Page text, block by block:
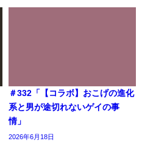
＃332「【コラボ】おこげの進化
系と男が途切れないゲイの事
情」
2026年6月18日